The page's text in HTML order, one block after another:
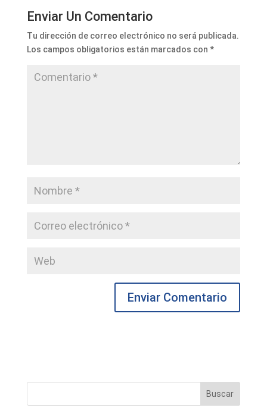
Enviar Un Comentario
Tu dirección de correo electrónico no será publicada.
Los campos obligatorios están marcados con *